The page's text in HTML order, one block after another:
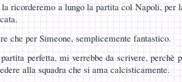
ricorderemo a lungo la partita col Napoli, per
che per Simeone, semplicemente fantastico.
perfetta, mi verrebbe da scrivere, perchè
alla squadra che si ama calcisticamente.